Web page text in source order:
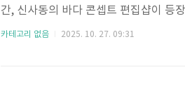
간, 신사동의 바다 콘셉트 편집샵이 등
드의 제품을 한눈에 만나볼 수 있으며,
카테고리 없음 2025. 10. 27. 09:31